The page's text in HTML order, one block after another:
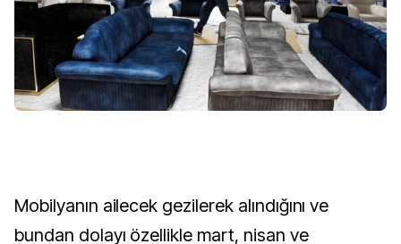
Mobilyanın ailecek gezilerek alındığını ve
bundan dolayı özellikle mart, nisan ve